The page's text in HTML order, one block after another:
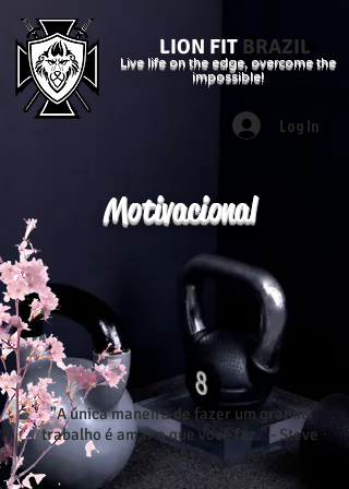
LION FIT BRAZIL
Live life on the edge, overcome the
impossible!
Log In
Motivacional
"A única maneira de fazer um grande
trabalho é amar o que você faz." - Steve
Jobs